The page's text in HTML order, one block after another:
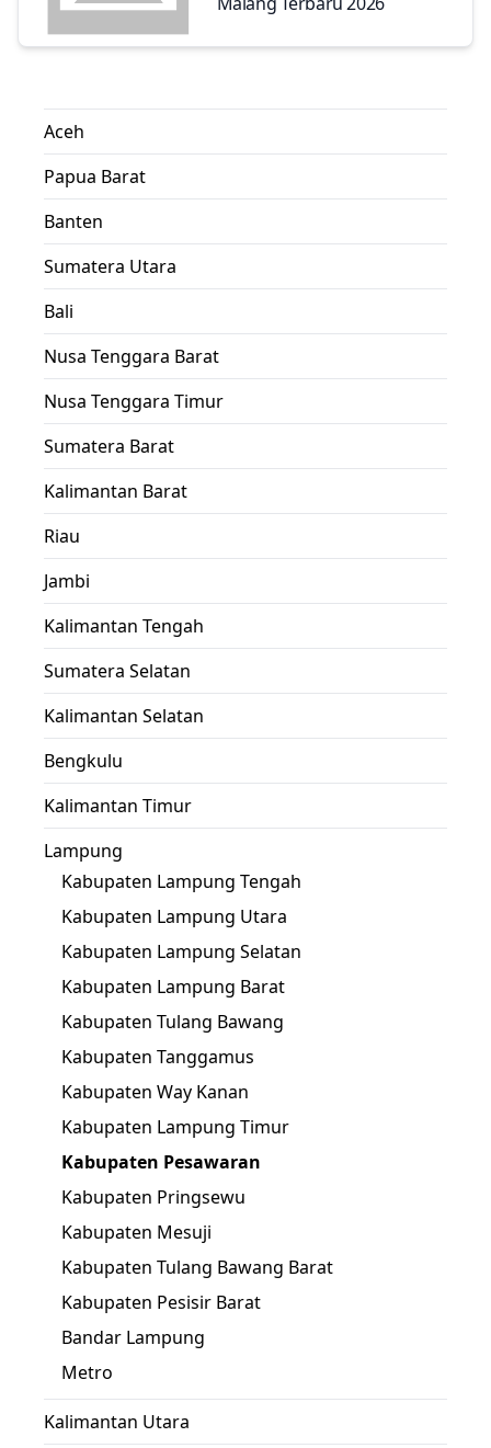
Aceh
Papua Barat
Banten
Sumatera Utara
Bali
Nusa Tenggara Barat
Nusa Tenggara Timur
Sumatera Barat
Kalimantan Barat
Riau
Jambi
Kalimantan Tengah
Sumatera Selatan
Kalimantan Selatan
Bengkulu
Kalimantan Timur
Lampung
Kabupaten Lampung Tengah
Kabupaten Lampung Utara
Kabupaten Lampung Selatan
Kabupaten Lampung Barat
Kabupaten Tulang Bawang
Kabupaten Tanggamus
Kabupaten Way Kanan
Kabupaten Lampung Timur
Kabupaten Pesawaran
Kabupaten Pringsewu
Kabupaten Mesuji
Kabupaten Tulang Bawang Barat
Kabupaten Pesisir Barat
Bandar Lampung
Metro
Kalimantan Utara